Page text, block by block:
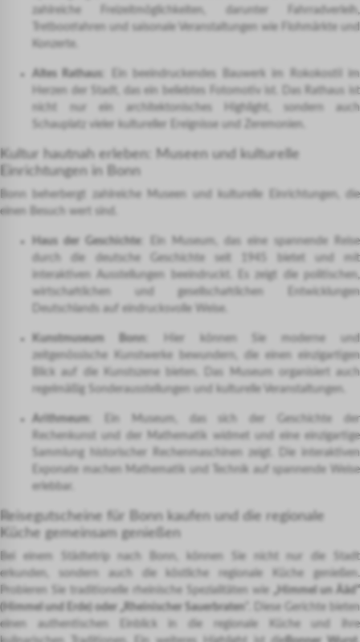
zahlreiche Freizeitmöglichkeiten, darunter Fahrradverleih,
Tretbootfahren und saisonale Veranstaltungen wie Flohmärkte und
Konzerte.
Altes Rathaus
: Ein beeindruckendes Bauwerk im Rokokostil im
Herzen der Stadt, das ein beliebtes Fotomotiv ist. Das Rathaus ist
nicht nur ein architektonisches Highlight, sondern auch
Schauplatz vieler kultureller Ereignisse und Zeremonien.
Kultur hautnah erleben: Museen und kulturelle
Einrichtungen in Bonn
Bonn beherbergt zahlreiche Museen und kulturelle Einrichtungen, die
einen Besuch wert sind.
Haus der Geschichte
: Ein Museum, das eine spannende Reise
durch die deutsche Geschichte seit 1945 bietet und mit
interaktiven Ausstellungen beeindruckt. Es zeigt die politischen,
wirtschaftlichen und gesellschaftlichen Entwicklungen
Deutschlands auf eindrucksvolle Weise.
Kunstmuseum Bonn
: Hier können Sie moderne und
zeitgenössische Kunstwerke bewundern, die einen einzigartigen
Blick auf die Kunstszene bieten. Das Museum organisiert auch
regelmäßig Sonderausstellungen und kulturelle Veranstaltungen.
Arithmeum
: Ein Museum, das sich der Geschichte der
Rechenkunst und der Mathematik widmet und eine einzigartige
Sammlung historischer Rechenmaschinen zeigt. Die interaktiven
Exponate machen Mathematik und Technik auf spannende Weise
erlebbar.
Reisegutscheine für Bonn kaufen und die regionale
Küche gemeinsam genießen
Bei einem Städtetrip nach Bonn, können Sie nicht nur die Stadt
erkunden, sondern auch die köstliche regionale Küche genießen.
Probieren Sie traditionelle rheinische Spezialitäten wie „Himmel un Ääd“
(Himmel und Erde) oder „Rheinischer Sauerbraten
“. Diese Gerichte bieten
einen authentischen Einblick in die regionale Küche und ihre